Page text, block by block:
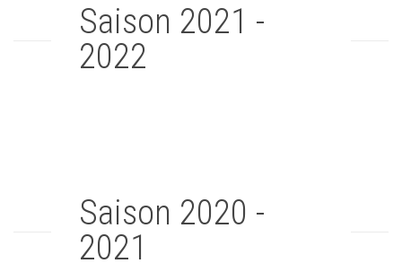
Saison 2021 -
2022
Saison 2020 -
2021